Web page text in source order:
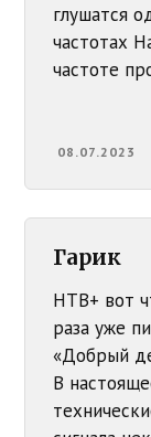
глушатся
частотах
частоте
08.07.2023
Гарик
НТВ+ вот
раза уже
«Добрый
В